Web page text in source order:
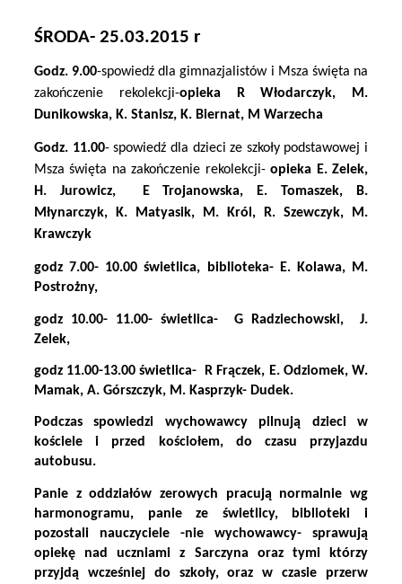
ŚRODA- 25.03.2015 r
Godz. 9.00-spowiedź dla gimnazjalistów i Msza święta na
zakończenie rekolekcji-opieka R Włodarczyk, M.
Dunikowska, K. Stanisz, K. Biernat, M Warzecha
Godz. 11.00- spowiedź dla dzieci ze szkoły podstawowej i
Msza święta na zakończenie rekolekcji-opieka E. Zelek,
H. Jurowicz,
E Trojanowska, E. Tomaszek, B.
Młynarczyk, K. Matyasik, M. Król, R. Szewczyk, M.
Krawczyk
godz 7.00- 10.00 świetlica, biblioteka- E. Kolawa, M.
Postrożny,
godz 10.00- 11.00- świetlica- G Radziechowski,
J.
Zelek,
godz 11.00-13.00 świetlica-
R Frączek, E. Odziomek, W.
Mamak, A. Górszczyk, M. Kasprzyk- Dudek.
Podczas spowiedzi wychowawcy pilnują dzieci w
kościele i przed kościołem, do czasu przyjazdu
autobusu.
Panie z oddziałów zerowych pracują normalnie wg
harmonogramu, panie ze świetlicy, biblioteki i
pozostali nauczyciele -nie wychowawcy- sprawują
opiekę nad uczniami z Sarczyna oraz tymi którzy
przyjdą wcześniej do szkoły, oraz w czasie przerw